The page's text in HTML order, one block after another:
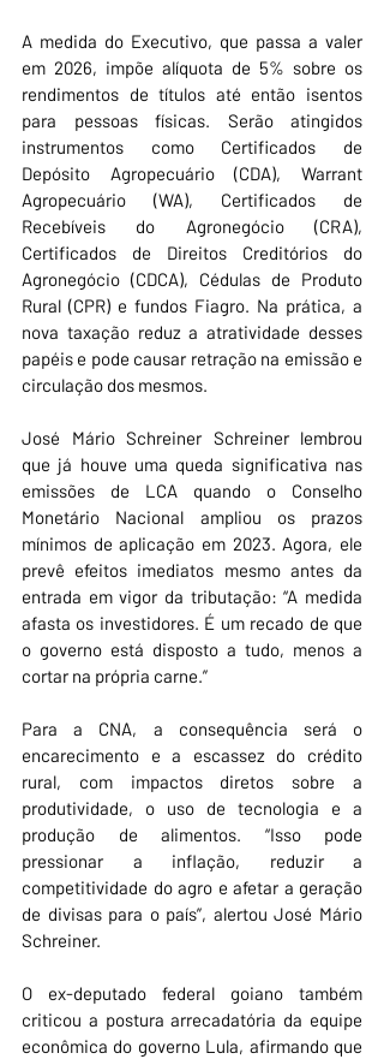
A medida do Executivo, que passa a valer
em 2026, impõe alíquota de 5% sobre os
rendimentos de títulos até então isentos
para pessoas físicas. Serão atingidos
instrumentos como Certificados de
Depósito Agropecuário (CDA), Warrant
Agropecuário (WA), Certificados de
Recebíveis do Agronegócio (CRA),
Certificados de Direitos Creditórios do
Agronegócio (CDCA), Cédulas de Produto
Rural (CPR) e fundos Fiagro. Na prática, a
nova taxação reduz a atratividade desses
papéis e pode causar retração na emissão e
circulação dos mesmos.
José Mário Schreiner Schreiner lembrou
que já houve uma queda significativa nas
emissões de LCA quando o Conselho
Monetário Nacional ampliou os prazos
mínimos de aplicação em 2023. Agora, ele
prevê efeitos imediatos mesmo antes da
entrada em vigor da tributação: “A medida
afasta os investidores. É um recado de que
o governo está disposto a tudo, menos a
cortar na própria carne.”
Para a CNA, a consequência será o
encarecimento e a escassez do crédito
rural, com impactos diretos sobre a
produtividade, o uso de tecnologia e a
produção de alimentos. “Isso pode
pressionar a inflação, reduzir a
competitividade do agro e afetar a geração
de divisas para o país”, alertou José Mário
Schreiner.
O ex-deputado federal goiano também
criticou a postura arrecadatória da equipe
econômica do governo Lula, afirmando que